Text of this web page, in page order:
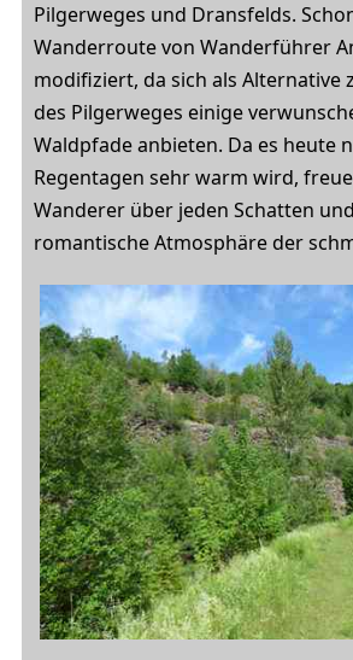
Pilgerweges und Dransfelds.
Wanderroute von Wanderführer
modifiziert, da sich als Alternative
des Pilgerweges einige
Waldpfade anbieten. Da es heute
Regentagen sehr warm wird,
Wanderer über jeden Schatten
romantische Atmosphäre der